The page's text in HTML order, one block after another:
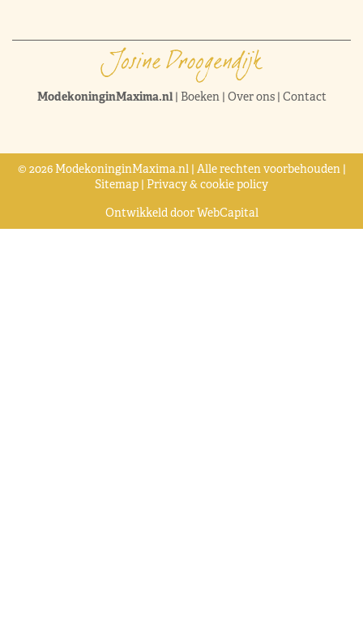
ModekoninginMaxima.nl| Boeken| Over ons| Contact
© 2026 ModekoninginMaxima.nl | Alle rechten voorbehouden |
Sitemap | Privacy & cookie policy
Ontwikkeld doorWebCapital